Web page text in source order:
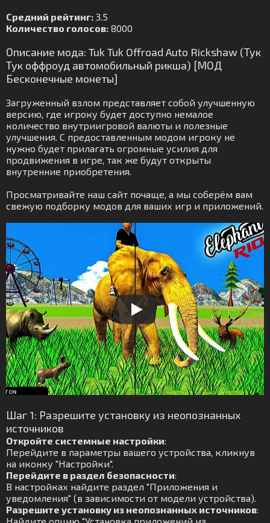
Средний рейтинг: 3.5
Количество голосов: 8000
Описание мода: Tuk Tuk Offroad Auto Rickshaw (Тук
Тук оффроуд автомобильный рикша) [МОД
Бесконечные монеты]
Загруженный взлом представляет собой улучшенную
версию, где игроку будет доступно немалое
количество внутриигровой валюты и полезные
улучшения. С предоставленным модом игроку не
нужно будет прилагать огромные усилия для
продвижения в игре, так же будут открыты
внутренние приобретения.
Просматривайте наш сайт почаще, а мы соберём вам
свежую подборку модов для ваших игр и приложений.
Шаг 1: Разрешите установку из неопознанных
источников
Откройте системные настройки:
Перейдите в параметры вашего устройства, кликнув
на иконку "Настройки".
Перейдите в раздел безопасности:
В настройках найдите раздел "Приложения и
уведомления" (в зависимости от модели устройства).
Разрешите установку из неопознанных источников: